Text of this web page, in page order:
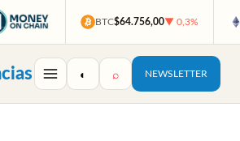
BTC$64.756,00▼ 0,3%
◐ ⌕ NEWSLETTER